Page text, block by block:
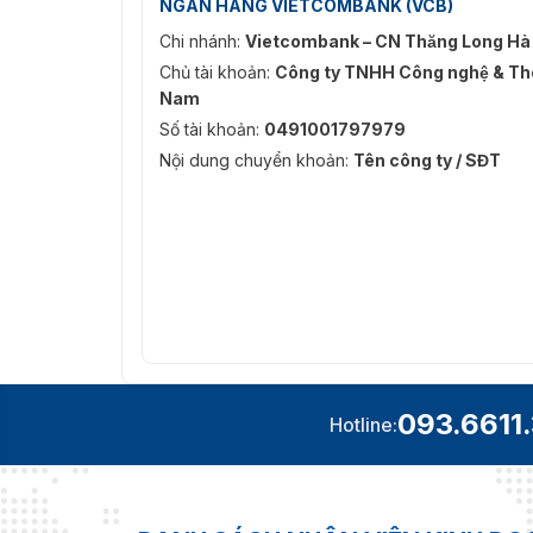
Nhập thêm dữ liệu đầu vào bằng cách kết
cân và bàn phím tiêu chuẩn với máy in hoặc
khiển hiệu quả của máy in FX3-LX để vận
NGÂN HÀNG VIETCOMBANK (VCB)
Chi nhánh: Vietcombank – CN Thăng Long Hà
Chủ tài khoản: Công ty TNHH Công nghệ &
Nam
Số tài khoản: 0491001797979
Nội dung chuyển khoản: Tên công ty / SĐT
Hotline: